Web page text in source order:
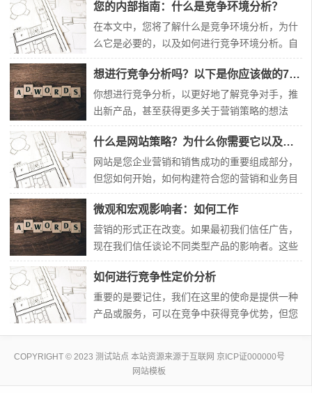
您的内部指南：什么是竞争环境分析？
在本文中，您将了解什么是竞争环境分析，为什
么它是必要的，以及如何进行竞争环境分析。自
行车比赛是世界上最负盛名的比赛之一。运动员
们正在从跑道上起飞，以打破纪录或赢得高排
名。他们肩并肩赛跑，爬山，然后疯狂下山。随
着时间的推移，该领域变得更具挑战性。比赛进
行得越久，队伍就越瘦。的确，一个最强壮的骑
车人会站
想进行竞争分析吗？以下是你应该做的7个理由
你想进行竞争分析，以更好地了解竞争对手，推
出新产品，甚至获得更多关于营销策略的想法
吗？让我们看看你该怎么做！你开始了一个新的
项目：一个鞋品牌（不太像爱德华·格林，但正在
崛起）。你认为他们很有可能扰乱这个行业。但
你知道，在你开始思考大问题之前，你必须更好
地了解你的环境。您需要探索产品的竞争环境，
以确定
什么是网站策略？为什么你需要它以及你如何做到
网站是您企业营销和销售成功的重要组成部分，
但您如何开始，如何构建符合您的营销和业务目
标的网站战略？每个人都知道网站对商业有益。
想一想，当你对产品或服务感兴趣时，首先要做
的事情之一就是查看网站以了解更多信息。但网
站本身是不够的；为你的网站布局、设计和内容
制定一个清晰的战略对于一个伟大的企业来说是
必要的
微观和宏观影响者：如何工作
营销的形式正在改变。如果最初我们信任广告，
现在我们信任谈论不同类型产品的影响者。这些
天，有影响力的人越来越受欢迎，因为人们对他
们的信任超过了电视或杂志上的传统营销。他们
是像你一样的人，但在社交媒体上有大量追随
者。重要的是要记住，一个有影响力的人可以拥
如何进行竞争性定价分析
重要的是要记住，我们在这里的使命是提供一种
产品或服务，可以在竞争中获得竞争优势，但您
户。那么为什么不选择一个更低的价格呢？嗯，
COPYRIGHT © 2023 测试站点 本站资源来源于互联网 京ICP证000000号
网站模板